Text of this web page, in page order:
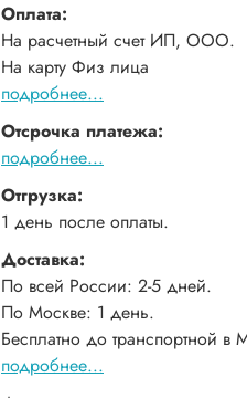
Оплата:
На расчетный счет ИП, ООО.
На карту Физ лица
подробнее...
Отсрочка платежа:
подробнее...
Отгрузка:
1 день после оплаты.
Доставка:
По всей России: 2-5 дней.
По Москве: 1 день.
Бесплатно до транспортной в
подробнее...